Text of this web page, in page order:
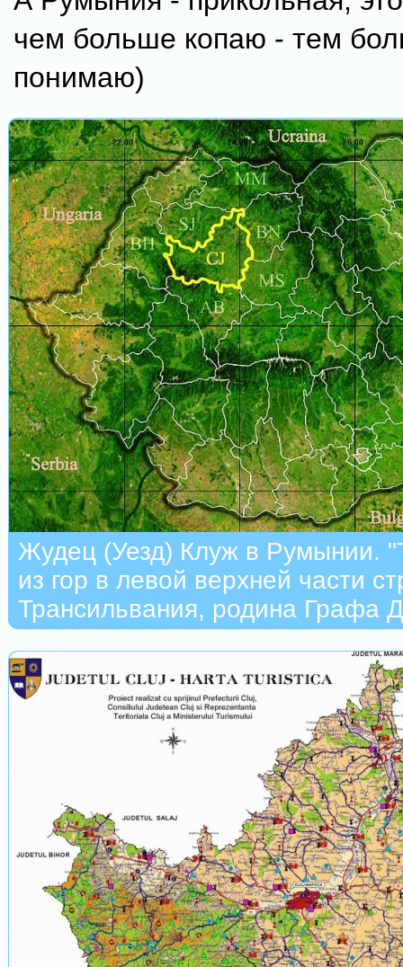
чем больше копаю - тем
понимаю)
Жудец (Уезд) Клуж в Румынии.
из гор в левой верхней части
Трансильвания, родина Графа